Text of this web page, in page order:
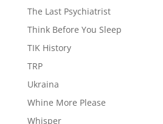
The Last Psychiatrist
Think Before You Sleep
TIK History
TRP
Ukraina
Whine More Please
Whisper